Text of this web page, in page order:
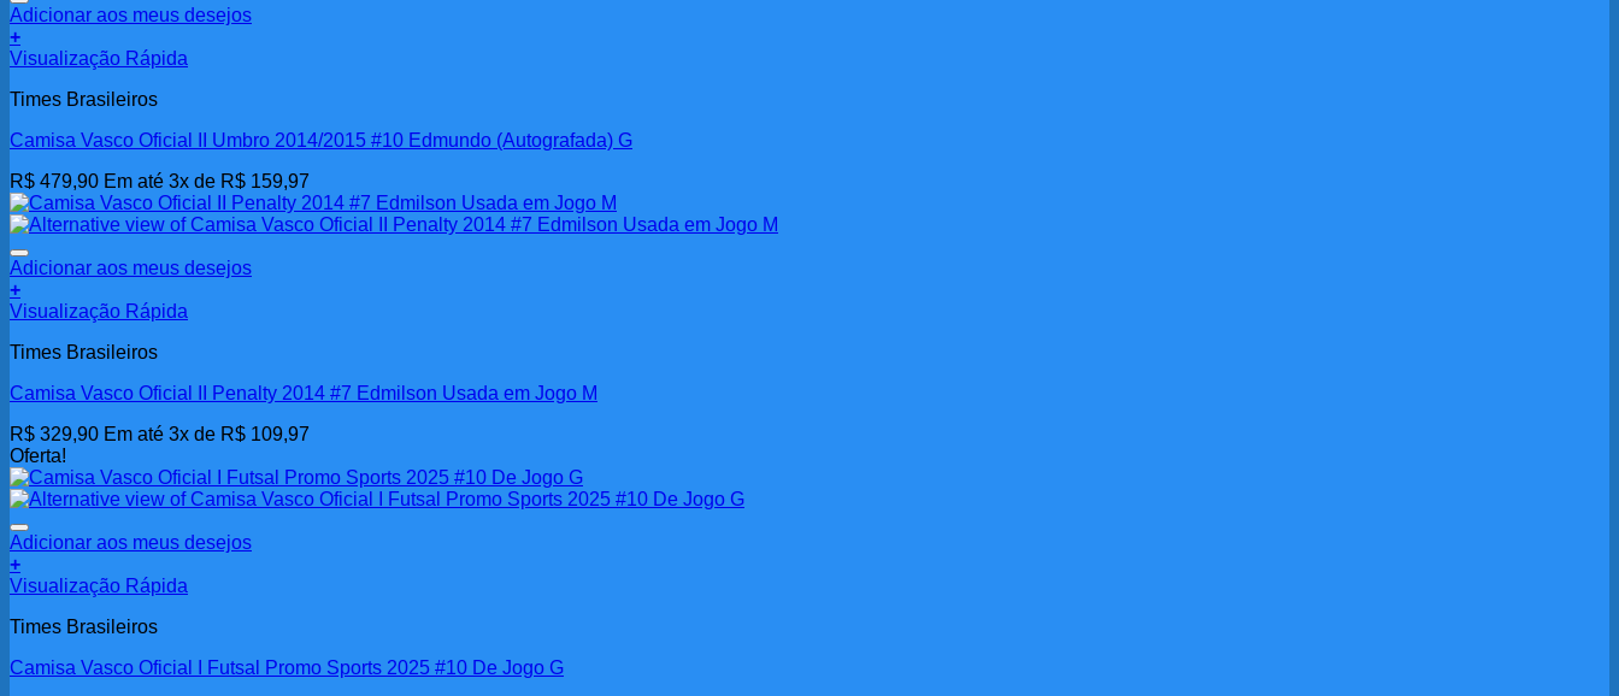
Adicionar aos meus desejos
+
Visualização Rápida
Times Brasileiros
Camisa Vasco Oficial II Umbro 2014/2015 #10 Edmundo (Autografada) G
R$ 479,90 Em até 3x de R$ 159,97
Adicionar aos meus desejos
+
Visualização Rápida
Times Brasileiros
Camisa Vasco Oficial II Penalty 2014 #7 Edmilson Usada em Jogo M
R$ 329,90 Em até 3x de R$ 109,97
Oferta!
Adicionar aos meus desejos
+
Visualização Rápida
Times Brasileiros
Camisa Vasco Oficial I Futsal Promo Sports 2025 #10 De Jogo G